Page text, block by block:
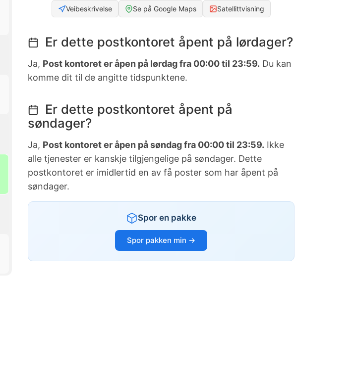
Veibeskrivelse Se på Google Maps Satellittvisning
Er dette postkontoret åpent på lørdager?
Ja, Post kontoret er åpen på lørdag fra 00:00 til 23:59. Du kan
komme dit til de angitte tidspunktene.
Er dette postkontoret åpent på
søndager?
Ja, Post kontoret er åpen på søndag fra 00:00 til 23:59. Ikke
alle tjenester er kanskje tilgjengelige på søndager. Dette
postkontoret er imidlertid en av få poster som har åpent på
søndager.
Spor en pakke
Spor pakken min →